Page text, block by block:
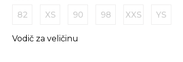
82 XS 90 98 XXS YS
Vodič za veličinu